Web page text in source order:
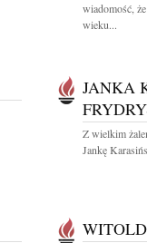
wiadomość,
wieku...
JANKA
Z wielkim
Jankę